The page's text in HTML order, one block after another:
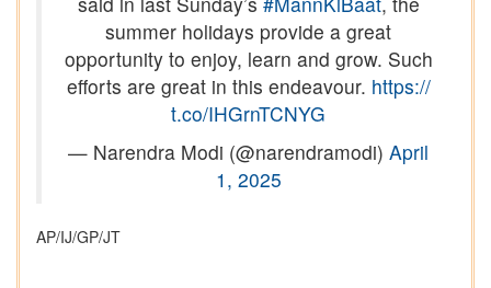
summer holidays provide a great
opportunity to enjoy, learn and grow. Such
efforts are great in this endeavour. https://
t.co/IHGrnTCNYG
— Narendra Modi (@narendramodi) April
1, 2025
AP/IJ/GP/JT